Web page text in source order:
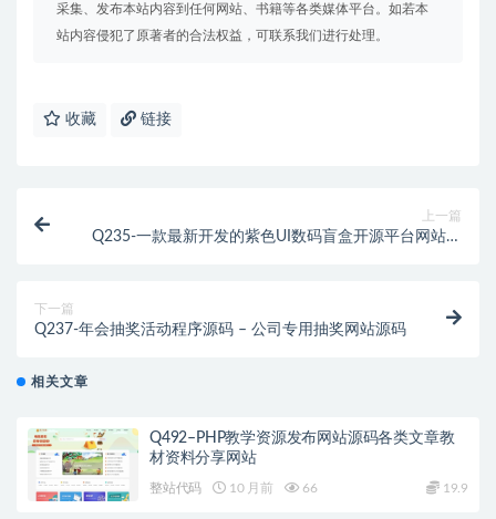
采集、发布本站内容到任何网站、书籍等各类媒体平台。如若本
站内容侵犯了原著者的合法权益，可联系我们进行处理。
收藏 链接
上一篇
Q235-一款最新开发的紫色UI数码盲盒开源平台网站源
下一篇
Q237-年会抽奖活动程序源码 – 公司专用抽奖网站源码
相关文章
Q492–PHP教学资源发布网站源码各类文章教
材资料分享网站
整站代码 10 月前 66 19.9